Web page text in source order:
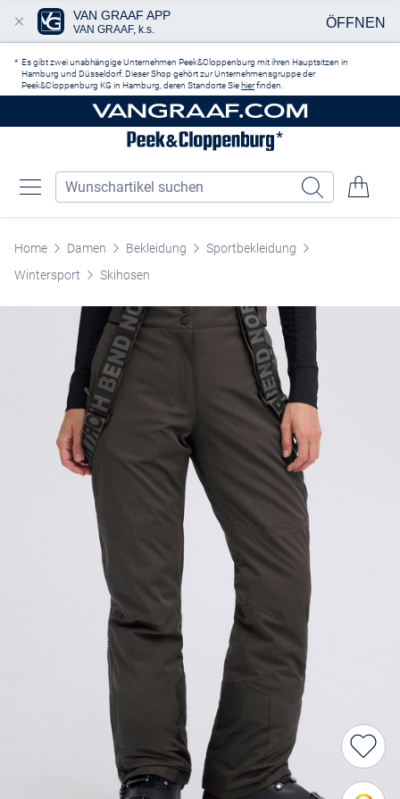
Es gibt zwei unabhängige Unternehmen Peek&Cloppenburg mit ihren Hauptsitzen in
Hamburg und Düsseldorf. Dieser Shop gehört zur Unternehmensgruppe der
Peek&Cloppenburg KG in Hamburg, deren Standorte Sie hierfinden.
Home Damen Bekleidung
Sportbekleidung
Wintersport
Skihosen
VAN GRAAF APP
VAN GRAAF, k.s. ÖFFNEN